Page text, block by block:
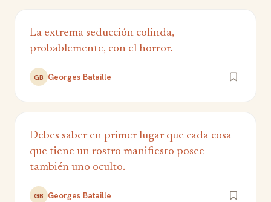
La extrema seducción colinda,
probablemente, con el horror.
GB Georges Bataille
Debes saber en primer lugar que cada cosa
que tiene un rostro manifiesto posee
también uno oculto.
GB Georges Bataille